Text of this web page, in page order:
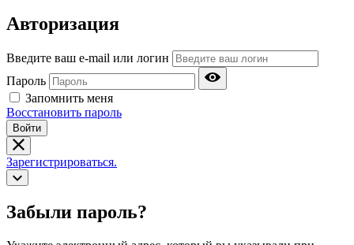
Авторизация
Введите ваш e-mail или логин
Пароль
Запомнить меня
Восстановить пароль
Войти
Зарегистрироваться.
Забыли пароль?